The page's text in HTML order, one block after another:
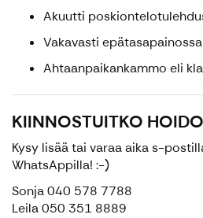
Akuutti
Vakavasti
Ahtaanpaikankammo eli
KIINNOSTUITKO
Kysy lisää tai varaa aika s-
WhatsAppilla! :-)
Sonja 040 578 7788
Leila 050 351 8889